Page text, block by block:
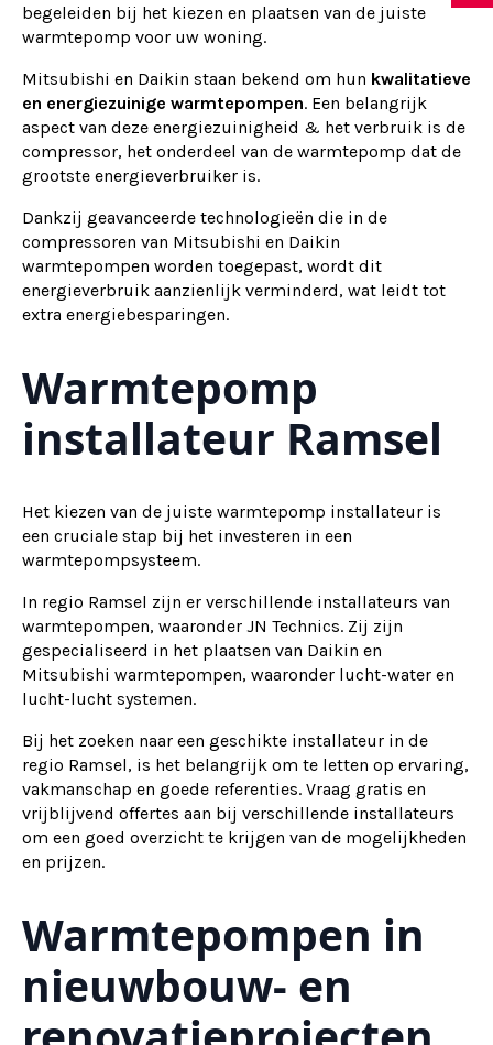
begeleiden bij het kiezen en plaatsen van de juiste
warmtepomp voor uw woning.
Mitsubishi en Daikin staan bekend om hun kwalitatieve
en energiezuinige warmtepompen. Een belangrijk
aspect van deze energiezuinigheid & het verbruik is de
compressor, het onderdeel van de warmtepomp dat de
grootste energieverbruiker is.
Dankzij geavanceerde technologieën die in de
compressoren van Mitsubishi en Daikin
warmtepompen worden toegepast, wordt dit
energieverbruik aanzienlijk verminderd, wat leidt tot
extra energiebesparingen.
Warmtepomp
installateur Ramsel
Het kiezen van de juiste warmtepomp installateur is
een cruciale stap bij het investeren in een
warmtepompsysteem.
In regio Ramsel zijn er verschillende installateurs van
warmtepompen, waaronder JN Technics. Zij zijn
gespecialiseerd in het plaatsen van Daikin en
Mitsubishi warmtepompen, waaronder lucht-water en
lucht-lucht systemen.
Bij het zoeken naar een geschikte installateur in de
regio Ramsel, is het belangrijk om te letten op ervaring,
vakmanschap en goede referenties. Vraag gratis en
vrijblijvend offertes aan bij verschillende installateurs
om een goed overzicht te krijgen van de mogelijkheden
en prijzen.
Warmtepompen in
nieuwbouw- en